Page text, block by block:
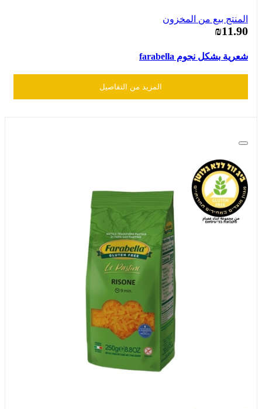
المنتج بيع من المخزون
₪11.90
شعرية بشكل نجوم farabella
المزيد من التفاصيل